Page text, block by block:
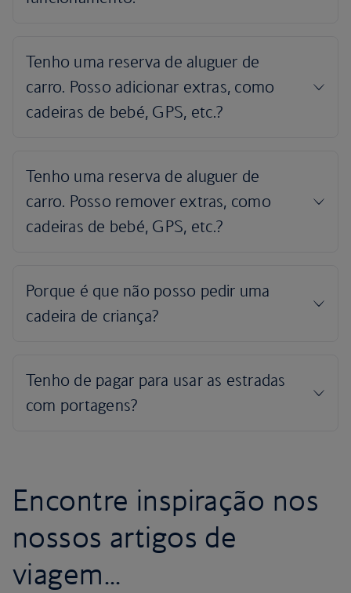
Encontre inspiração nos
nossos artigos de
viagem...